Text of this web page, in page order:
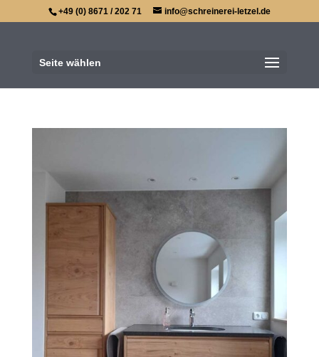
+49 (0) 8671 / 202 71 info@schreinerei-letzel.de
Seite wählen